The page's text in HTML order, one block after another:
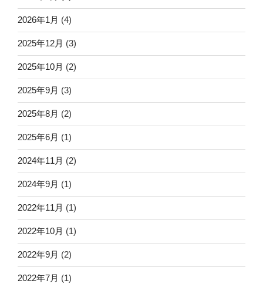
2026年1月 (4)
2025年12月 (3)
2025年10月 (2)
2025年9月 (3)
2025年8月 (2)
2025年6月 (1)
2024年11月 (2)
2024年9月 (1)
2022年11月 (1)
2022年10月 (1)
2022年9月 (2)
2022年7月 (1)